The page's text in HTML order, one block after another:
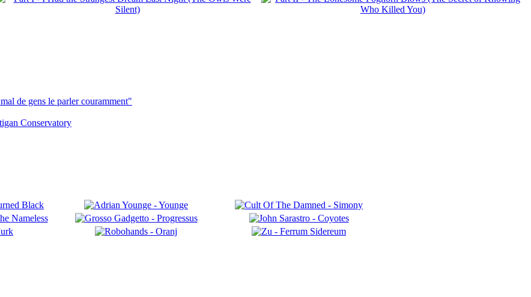
de gens le parler couramment"
Conservatory